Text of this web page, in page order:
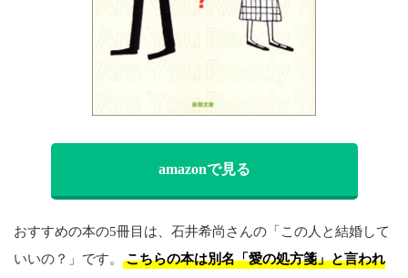
amazonで見る
おすすめの本の5冊目は、石井希尚さんの「この人と結婚して
いいの？」です。
こちらの本は別名「愛の処方箋」と言われ